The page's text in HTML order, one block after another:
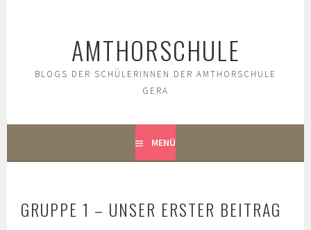
AMTHORSCHULE
BLOGS DER SCHÜLERINNEN DER AMTHORSCHULE
GERA
MENÜ
GRUPPE 1 – UNSER ERSTER BEITRAG